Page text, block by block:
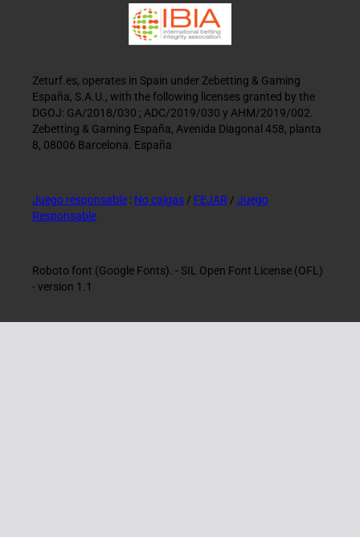
Zeturf.es, operates in Spain under Zebetting & Gaming
España, S.A.U., with the following licenses granted by the
DGOJ: GA/2018/030 ; ADC/2019/030 y AHM/2019/002.
Zebetting & Gaming España, Avenida Diagonal 458, planta
8, 08006 Barcelona. España
Juego responsable : No caigas / FEJAR / Juego
Responsable
Roboto font (Google Fonts). - SIL Open Font License (OFL)
- version 1.1